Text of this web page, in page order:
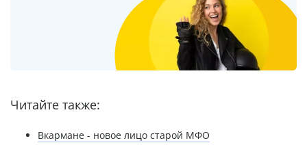
Читайте также:
Вкармане - новое лицо старой МФО